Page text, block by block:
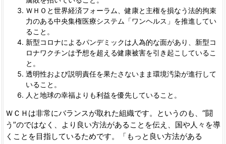
ＷＨＯと世界経済フォーラム、健康と主権を損なう法的拘束
力のある中央集権医療システム「ワンヘルス」を推進してい
ること。
新型コロナによるパンデミックは人為的な面があり、新型コ
ロナワクチンは予想を超える健康被害を引き起こしているこ
と。
透明性および説明責任を果たさないまま環境汚染が進行して
いること。
人と地球の幸福よりも利益を優先していること。
ＷＣＨは非常にバランスが取れた組織です。というのも、“闘
う”のではなく、より良い方法があることを伝え、国や人々を導
くことを目指しているためです。「もっと良い方法がある